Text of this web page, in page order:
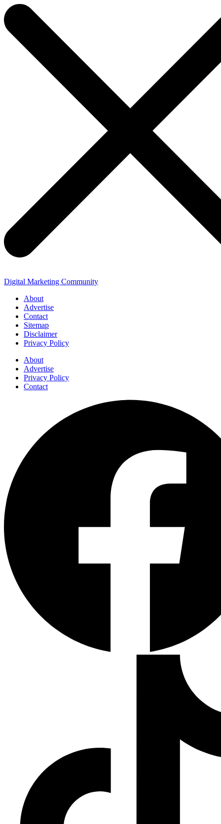
Digital Marketing Community
About
Advertise
Contact
Sitemap
Disclaimer
Privacy Policy
About
Advertise
Privacy Policy
Contact